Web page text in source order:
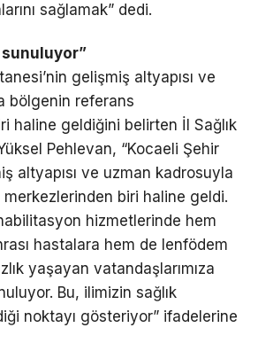
sağlamak” dedi.
gelişmiş altyapısı ve
bölgenin referans
haline geldiğini belirten İl Sağlık
Pehlevan, “Kocaeli Şehir
altyapısı ve uzman kadrosuyla
biri haline geldi.
hizmetlerinde hem
hastalara hem de lenfödem
yaşayan vatandaşlarımıza
Bu, ilimizin sağlık
noktayı gösteriyor” ifadelerine